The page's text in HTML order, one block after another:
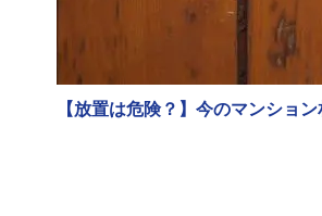
【放置は危険？】今のマンショ